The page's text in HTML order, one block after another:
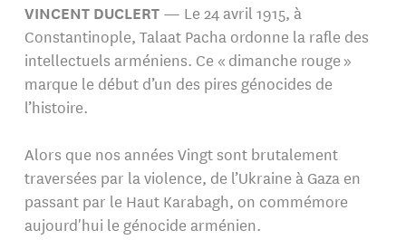
VINCENT DUCLERT — Le 24 avril 1915, à
Constantinople, Talaat Pacha ordonne la rafle des
intellectuels arméniens. Ce « dimanche rouge »
marque le début d’un des pires génocides de
l’histoire.
Alors que nos années Vingt sont brutalement
traversées par la violence, de l’Ukraine à Gaza en
passant par le Haut Karabagh, on commémore
aujourd'hui le génocide arménien.